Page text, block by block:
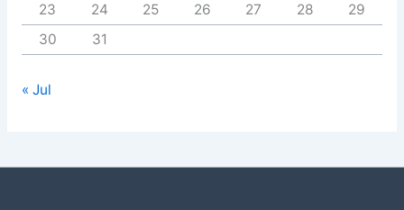
23
24 25 26 27 28
29
30
31
« Jul